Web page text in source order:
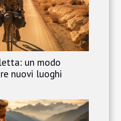
un modo
nuovi luoghi